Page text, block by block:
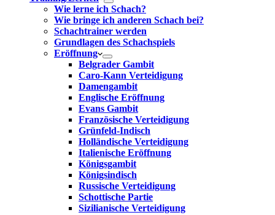
Wie lerne ich Schach?
Wie bringe ich anderen Schach bei?
Schachtrainer werden
Grundlagen des Schachspiels
Eröffnung
Belgrader Gambit
Caro-Kann Verteidigung
Damengambit
Englische Eröffnung
Evans Gambit
Französische Verteidigung
Grünfeld-Indisch
Holländische Verteidigung
Italienische Eröffnung
Königsgambit
Königsindisch
Russische Verteidigung
Schottische Partie
Sizilianische Verteidigung